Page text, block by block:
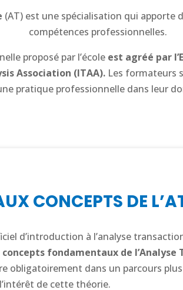
(AT) est une spécialisation qui apporte
compétences professionnelles.
proposé par l’école est agréé par
Association (ITAA).Les formateurs
pratique professionnelle dans leur
CONCEPTS DE
d’introduction à l’analyse
fondamentaux de l’Analyse
obligatoirement dans un parcours
de cette théorie.